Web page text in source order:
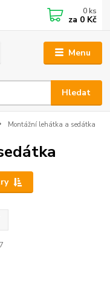
Menu
Hledat
0 ks
za 0 Kč
Montážní lehátka a sedátka